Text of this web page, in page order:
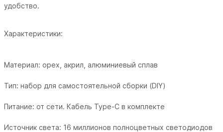
удобство.
Характеристики:
Материал: орех, акрил, алюминиевый сплав
Тип: набор для самостоятельной сборки (DIY)
Питание: от сети. Кабель Type-C в комплекте
Источник света: 16 миллионов полноцветных светодиодов